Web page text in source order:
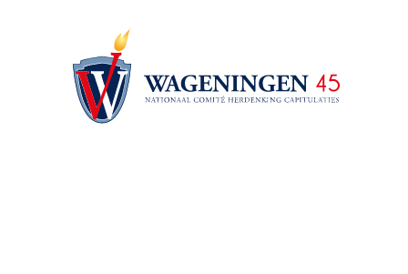
07/05/2023
Wageningen koestert
zonnige namiddag en
Bevrijdingsfestival